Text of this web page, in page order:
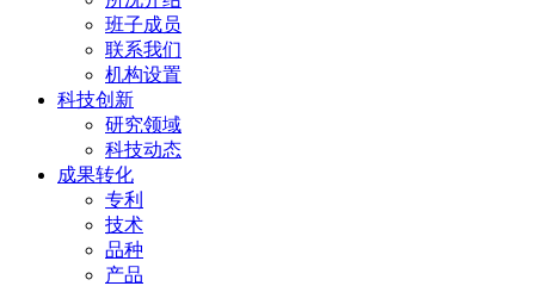
班子成员
联系我们
机构设置
科技创新
研究领域
科技动态
成果转化
专利
技术
品种
产品